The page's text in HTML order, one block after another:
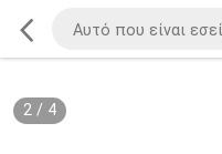
2/ 4